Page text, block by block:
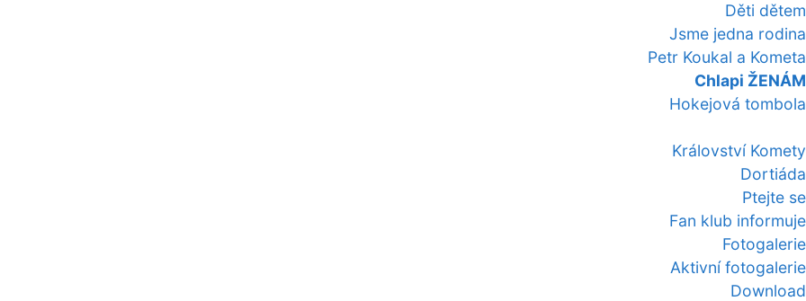
Děti dětem
Jsme jedna rodina
Petr Koukal a Kometa
Chlapi ŽENÁM
Hokejová tombola
Království Komety
Dortiáda
Ptejte se
Fan klub informuje
Fotogalerie
Aktivní fotogalerie
Download